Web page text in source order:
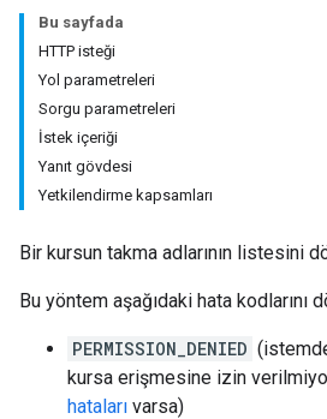
Bu sayfada
HTTP isteği
Yol parametreleri
Sorgu parametreleri
İstek içeriği
Yanıt gövdesi
Yetkilendirme kapsamları
Bir kursun takma adlarının listesini
Bu yöntem aşağıdaki hata kodlarını
PERMISSION_DENIED
kursa erişmesine izin
hataları varsa)